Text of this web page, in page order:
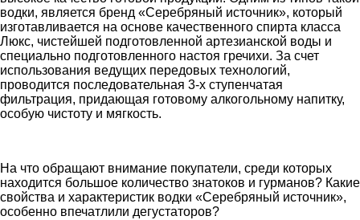
водки, является бренд «Серебряный источник», который
изготавливается на основе качественного спирта класса
Люкс, чистейшей подготовленной артезианской воды и
специально подготовленного настоя гречихи. За счет
использования ведущих передовых технологий,
проводится последовательная 3-х ступенчатая
фильтрация, придающая готовому алкогольному напитку,
особую чистоту и мягкость.
На что обращают внимание покупатели, среди которых
находится большое количество знатоков и гурманов? Какие
свойства и характеристик водки «Серебряный источник»,
особенно впечатлили дегустаторов?